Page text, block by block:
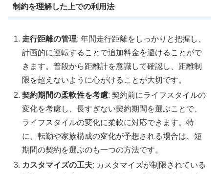
制約を理解した上での利用法
走行距離の管理: 年間走行距離をしっかりと把握し、
計画的に運転することで追加料金を避けることがで
きます。普段から距離計を意識して確認し、距離制
限を超えないように心がけることが大切です。
契約期間の柔軟性を考慮: 契約前にライフスタイルの
変化を考慮し、長すぎない契約期間を選ぶことで、
ライフスタイルの変化に柔軟に対応できます。特
に、転勤や家族構成の変化が予想される場合は、短
期間の契約を選ぶのも一つの方法です。
カスタマイズの工夫: カスタマイズが制限されている